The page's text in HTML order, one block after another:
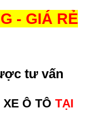
- GIÁ RẺ
tư vấn
XE Ô TÔ TẠI